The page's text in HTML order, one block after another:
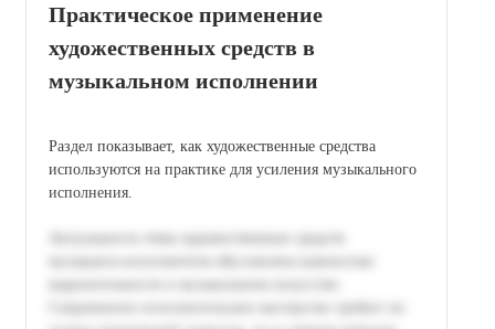
Практическое применение
художественных средств в
музыкальном исполнении
Раздел показывает, как художественные средства
используются на практике для усиления музыкального
исполнения.